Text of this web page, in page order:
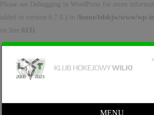
Please see
Debugging in WordPress for more
added in version 6.7.0.) in /home/lelsbjw/www/wp-
on line 6131
MENU